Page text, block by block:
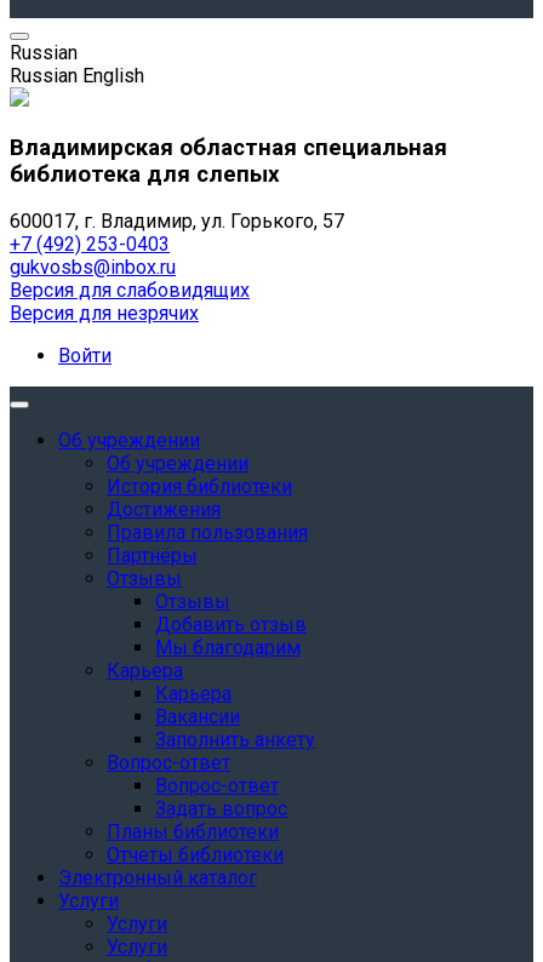
Russian
Russian English
Владимирская областная специальная
библиотека для слепых
600017, г. Владимир, ул. Горького, 57
+7 (492) 253-0403
gukvosbs@inbox.ru
Версия для слабовидящих
Версия для незрячих
Войти
Об учреждении
Об учреждении
История библиотеки
Достижения
Правила пользования
Партнёры
Отзывы
Отзывы
Добавить отзыв
Мы благодарим
Карьера
Карьера
Вакансии
Заполнить анкету
Вопрос-ответ
Вопрос-ответ
Задать вопрос
Планы библиотеки
Отчеты библиотеки
Электронный каталог
Услуги
Услуги
Услуги